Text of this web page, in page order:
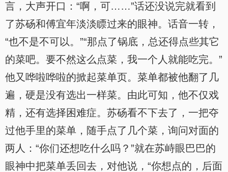
言，大声开口：“啊，可……”话还没说完就看到
了苏砀和傅宜年淡淡瞟过来的眼神。话音一转，
“也不是不可以。”“那点了锅底，总还得点些其它
的菜吧。要不然这么点菜，我一个人就能吃完。”
他又哗啦哗啦的掀起菜单页。菜单都被他翻了几
遍，硬是没有选出一样菜。由此可知，他不仅戏
精，还有选择困难症。苏砀看不下去了，一把夺
过他手里的菜单，随手点了几个菜，询问对面的
两人：“你们还想吃什么吗？”就在苏峙眼巴巴的
眼神中把菜单丢回去，对他说，“你想点的，后面